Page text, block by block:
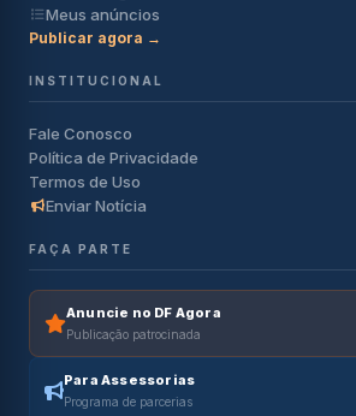
Meus anúncios
Publicar agora →
INSTITUCIONAL
Fale Conosco
Política de Privacidade
Termos de Uso
Enviar Notícia
FAÇA PARTE
Anuncie no DF Agora
Publicação patrocinada
Para Assessorias
Programa de parcerias